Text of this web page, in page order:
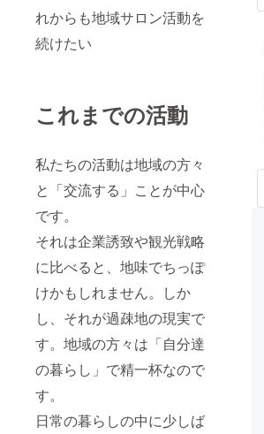
れからも地域サロン活動を
続けたい
これまでの活動
私たちの活動は地域の方々
と「交流する」ことが中心
です。
それは企業誘致や観光戦略
に比べると、地味でちっぽ
けかもしれません。しか
し、それが過疎地の現実で
す。地域の方々は「自分達
の暮らし」で精一杯なので
す。
日常の暮らしの中に少しば